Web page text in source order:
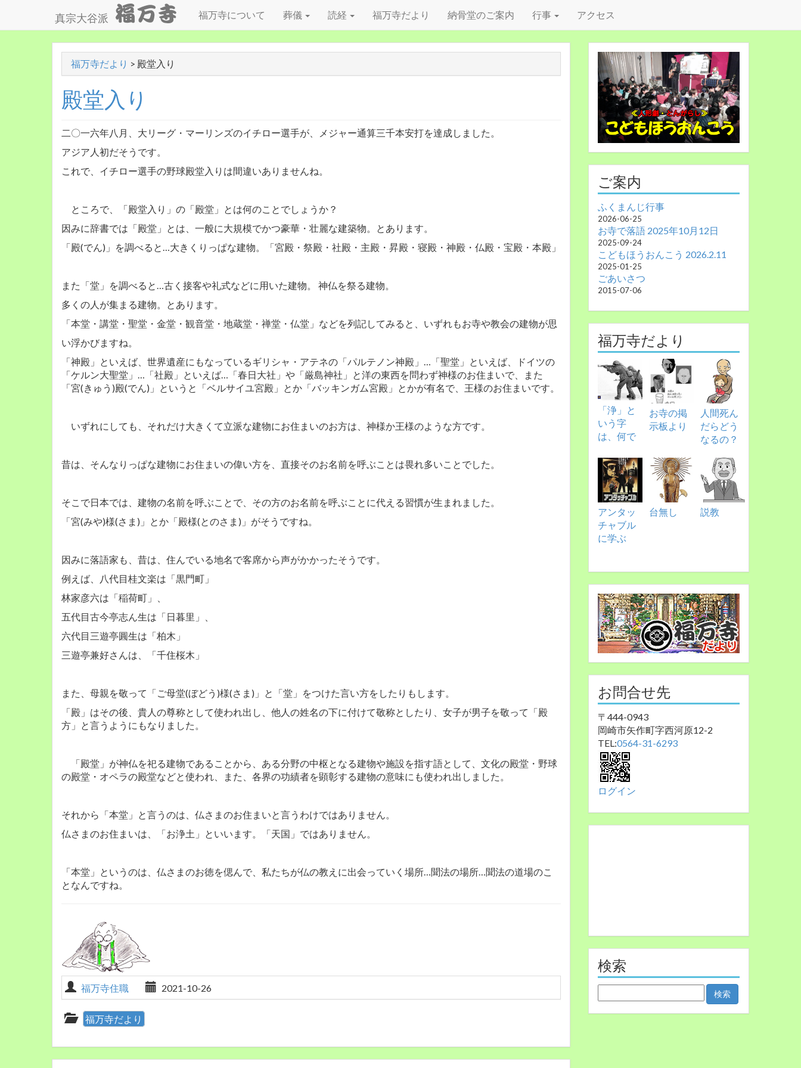
真宗大谷派 福万寺について 葬儀 読経 福万寺だより 納骨堂のご案内 行事 アクセス
福万寺だより > 殿堂入り
殿堂入り
二〇一六年八月、大リーグ・マーリンズのイチロー選手が、メジャー通算三千本安打を達成しました。
アジア人初だそうです。
これで、イチロー選手の野球殿堂入りは間違いありませんね。
ところで、「殿堂入り」の「殿堂」とは何のことでしょうか？
因みに辞書では「殿堂」とは、一般に大規模でかつ豪華・壮麗な建築物。とあります。
「殿(でん)」を調べると…大きくりっぱな建物。「宮殿・祭殿・社殿・主殿・昇殿・寝殿・神殿・仏殿・宝殿・本殿」
また「堂」を調べると…古く接客や礼式などに用いた建物。 神仏を祭る建物。
多くの人が集まる建物。とあります。
「本堂・講堂・聖堂・金堂・観音堂・地蔵堂・禅堂・仏堂」などを列記してみると、いずれもお寺や教会の建物が思
い浮かびますね。
「神殿」といえば、世界遺産にもなっているギリシャ・アテネの「パルテノン神殿」…「聖堂」といえば、ドイツの
「ケルン大聖堂」…「社殿」といえば…「春日大社」や「厳島神社」と洋の東西を問わず神様のお住まいで、また
「宮(きゅう)殿(でん)」というと「ベルサイユ宮殿」とか「バッキンガム宮殿」とかが有名で、王様のお住まいです。
いずれにしても、それだけ大きくて立派な建物にお住まいのお方は、神様か王様のような方です。
昔は、そんなりっぱな建物にお住まいの偉い方を、直接そのお名前を呼ぶことは畏れ多いことでした。
そこで日本では、建物の名前を呼ぶことで、その方のお名前を呼ぶことに代える習慣が生まれました。
「宮(みや)様(さま)」とか「殿様(とのさま)」がそうですね。
因みに落語家も、昔は、住んでいる地名で客席から声がかかったそうです。
例えば、八代目桂文楽は「黒門町」
林家彦六は「稲荷町」、
五代目古今亭志ん生は「日暮里」、
六代目三遊亭圓生は「柏木」
三遊亭兼好さんは、「千住桜木」
また、母親を敬って「ご母堂(ぼどう)様(さま)」と「堂」をつけた言い方をしたりもします。
「殿」はその後、貴人の尊称として使われ出し、他人の姓名の下に付けて敬称としたり、女子が男子を敬って「殿
方」と言うようにもなりました。
「殿堂」が神仏を祀る建物であることから、ある分野の中枢となる建物や施設を指す語として、文化の殿堂・野球
の殿堂・オペラの殿堂などと使われ、また、各界の功績者を顕彰する建物の意味にも使われ出しました。
それから「本堂」と言うのは、仏さまのお住まいと言うわけではありません。
仏さまのお住まいは、「お浄土」といいます。「天国」ではありません。
「本堂」というのは、仏さまのお徳を偲んで、私たちが仏の教えに出会っていく場所…聞法の場所…聞法の道場のこ
となんですね。
福万寺住職 2021-10-26
福万寺だより
ご案内
ふくまんじ行事
2026-06-25
お寺で落語 2025年10月12日
2025-09-24
こどもほうおんこう 2026.2.11
2025-01-25
ごあいさつ
2015-07-06
福万寺だより
「浄」と
いう字
は、何で
お寺の掲
示板より
人間死ん
だらどう
なるの？
アンタッ
チャブル
に学ぶ
台無し 説教
お問合せ先
〒444-0943
岡崎市矢作町字西河原12-2
TEL:0564-31-6293
ログイン
検索
索: